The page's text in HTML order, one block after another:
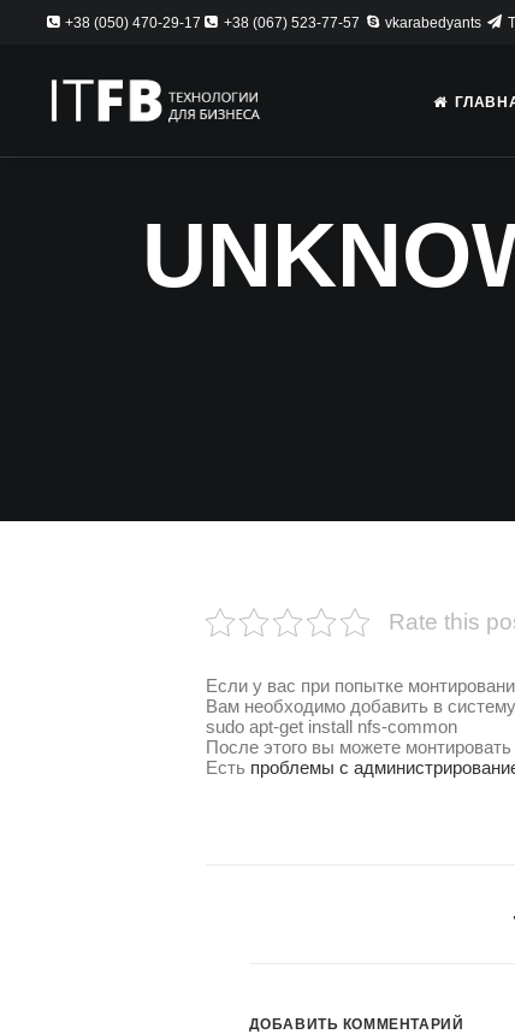
+38 (050) 470-29-17 +38 (067) 523-77-57 vkarabedyants
Rate this
Если у вас при попытке
Вам необходимо добавить в
sudo apt-get install nfs-common
После этого вы можете
Есть проблемы с
ДОБАВИТЬ КОММЕНТАРИЙ